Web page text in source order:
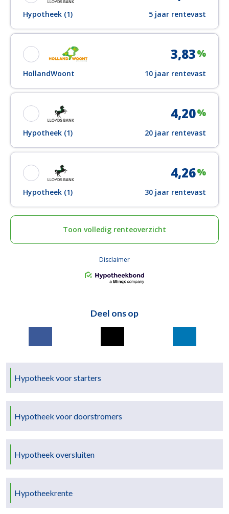
Deel ons op
Hypotheek voor starters
Hypotheek voor doorstromers
Hypotheek oversluiten
Hypotheekrente